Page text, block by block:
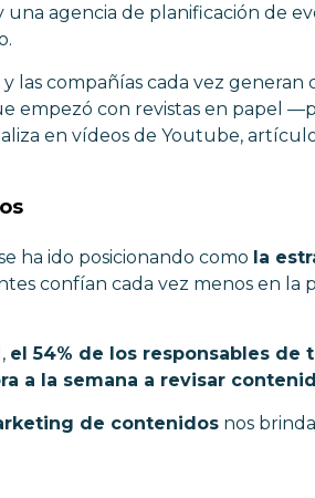
agencia de planificación de
las compañías cada vez generan
empezó con revistas en papel —
en vídeos de Youtube,
ha ido posicionando como la
confían cada vez menos en la
el 54% de los responsables de
a la semana a revisar
de contenidosnos